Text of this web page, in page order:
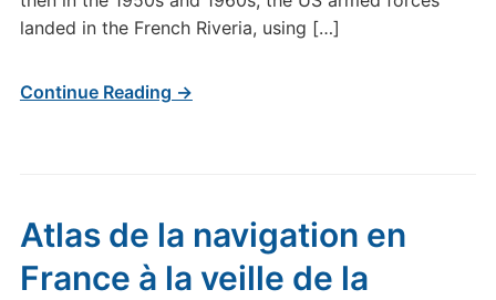
landed in the French Riveria, using […]
Continue Reading →
Atlas de la navigation en
France à la veille de la